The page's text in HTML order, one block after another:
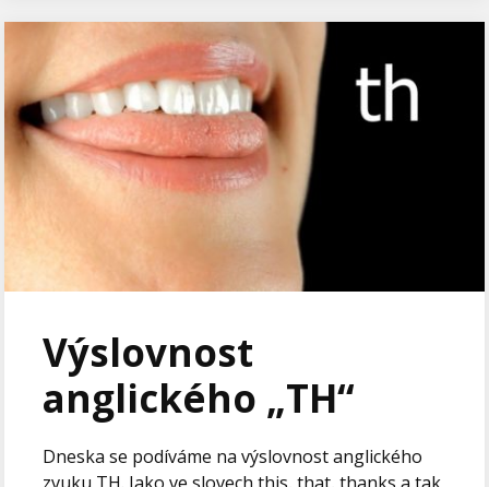
Výslovnost
anglického „TH“
Dneska se podíváme na výslovnost anglického